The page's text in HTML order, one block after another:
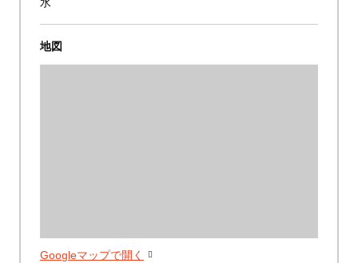
地図
Googleマップで開く